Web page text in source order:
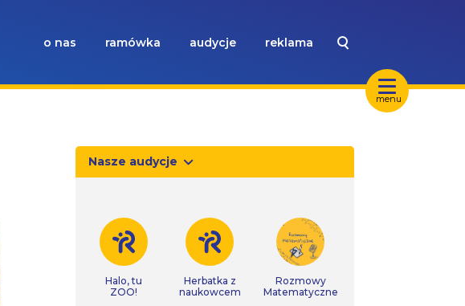
menu
o nas ramówka audycje reklama
Nasze audycje
Halo, tu
ZOO!
Herbatka z
naukowcem
Rozmowy
Matematyczne